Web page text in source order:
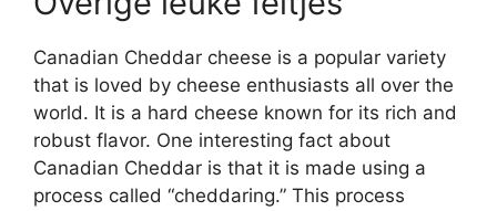
Canadian Cheddar cheese is a popular variety
that is loved by cheese enthusiasts all over the
world. It is a hard cheese known for its rich and
robust flavor. One interesting fact about
Canadian Cheddar is that it is made using a
process called “cheddaring.” This process